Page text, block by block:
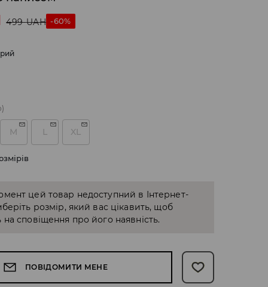
499 UAH -60%
M L XL
цей товар недоступний в Інтернет-
розмір, який вас цікавить, щоб
на сповіщення про його наявність.
ПОВІДОМИТИ МЕНЕ